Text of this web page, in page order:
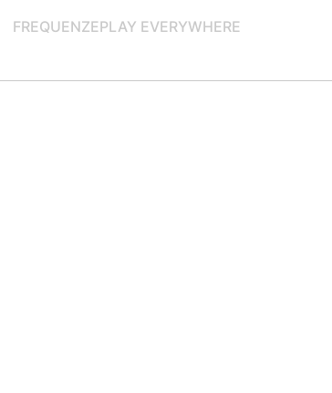
FREQUENZEPLAY EVERYWHERE